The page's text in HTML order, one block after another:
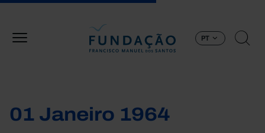
PT
01 Janeiro 1964